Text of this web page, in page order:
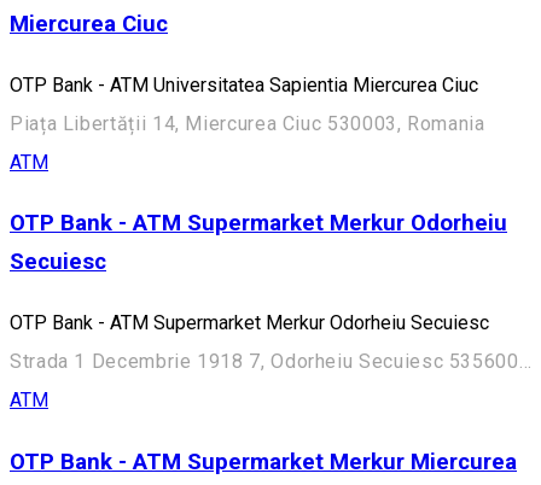
Miercurea Ciuc
OTP Bank - ATM Universitatea Sapientia Miercurea Ciuc
Piața Libertății 14, Miercurea Ciuc 530003, Romania
ATM
OTP Bank - ATM Supermarket Merkur Odorheiu
Secuiesc
OTP Bank - ATM Supermarket Merkur Odorheiu Secuiesc
Strada 1 Decembrie 1918 7, Odorheiu Secuiesc 535600, Romania
ATM
OTP Bank - ATM Supermarket Merkur Miercurea